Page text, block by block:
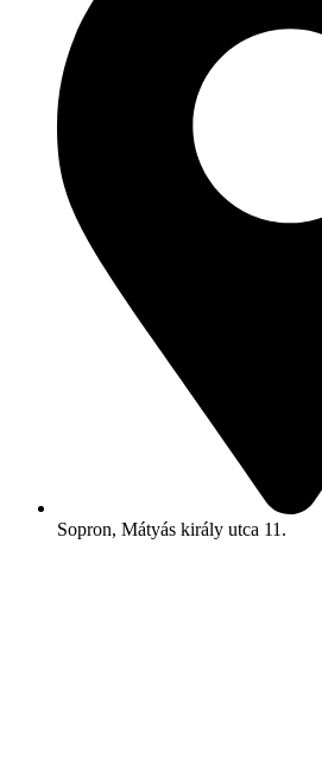
Sopron, Mátyás király utca 11.